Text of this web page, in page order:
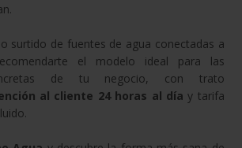
surtido de fuentes de agua conectadas a
el modelo ideal para las
de tu negocio, con trato
al cliente 24 horas al díay tarifa